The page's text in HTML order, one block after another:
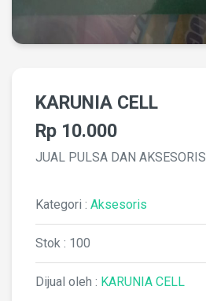
KARUNIA CELL
Rp 10.000
JUAL PULSA DAN AKSESORIS
Kategori : Aksesoris
Stok : 100
Dijual oleh : KARUNIA CELL